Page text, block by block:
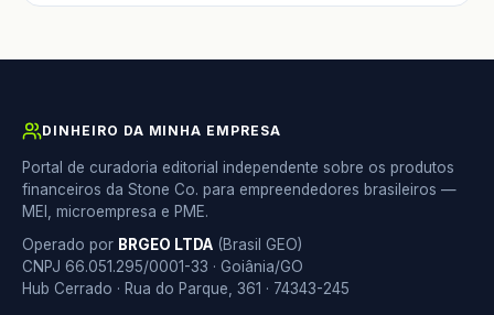
DINHEIRO DA MINHA EMPRESA
Portal de curadoria editorial independente sobre os produtos
financeiros da Stone Co. para empreendedores brasileiros —
MEI, microempresa e PME.
Operado por BRGEO LTDA (Brasil GEO)
CNPJ 66.051.295/0001-33 · Goiânia/GO
Hub Cerrado · Rua do Parque, 361 · 74343-245